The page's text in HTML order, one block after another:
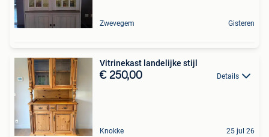
Zwevegem Gisteren
Vitrinekast landelijke stijl
€ 250,00 Details
Knokke 25 jul 26